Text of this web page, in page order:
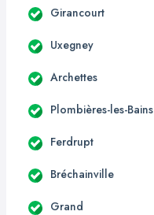
Girancourt
Uxegney
Archettes
Plombières-les-Bains
Ferdrupt
Bréchainville
Grand